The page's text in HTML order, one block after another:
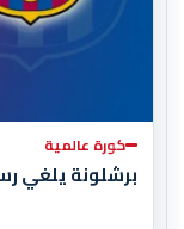
كورة عالمية
برشلونة يلغي